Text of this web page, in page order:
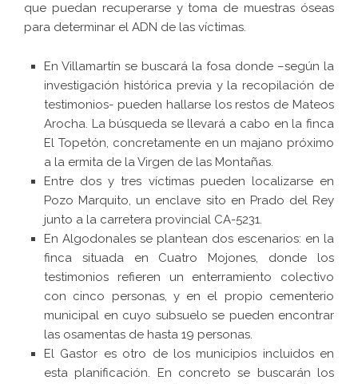
que puedan recuperarse y toma de muestras óseas
para determinar el ADN de las víctimas.
En Villamartín se buscará la fosa donde –según la
investigación histórica previa y la recopilación de
testimonios- pueden hallarse los restos de Mateos
Arocha. La búsqueda se llevará a cabo en la finca
El Topetón, concretamente en un majano próximo
a la ermita de la Virgen de las Montañas.
Entre dos y tres víctimas pueden localizarse en
Pozo Marquito, un enclave sito en Prado del Rey
junto a la carretera provincial CA-5231.
En Algodonales se plantean dos escenarios: en la
finca situada en Cuatro Mojones, donde los
testimonios refieren un enterramiento colectivo
con cinco personas, y en el propio cementerio
municipal en cuyo subsuelo se pueden encontrar
las osamentas de hasta 19 personas.
El Gastor es otro de los municipios incluidos en
esta planificación. En concreto se buscarán los